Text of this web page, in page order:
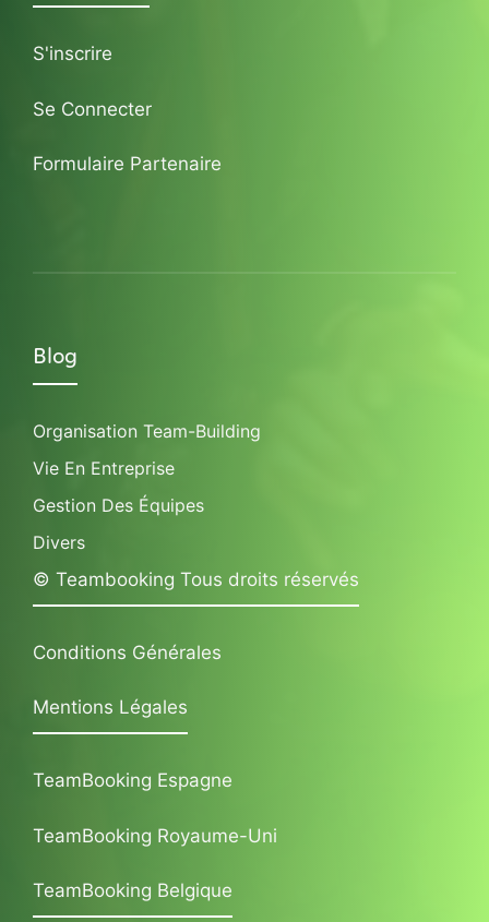
S'inscrire
Se Connecter
Formulaire Partenaire
Blog
Organisation Team-Building
Vie En Entreprise
Gestion Des Équipes
Divers
© Teambooking Tous droits réservés
Conditions Générales
Mentions Légales
TeamBooking Espagne
TeamBooking Royaume-Uni
TeamBooking Belgique